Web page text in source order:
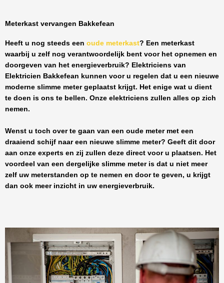
Meterkast vervangen Bakkefean
Heeft u nog steeds een oude meterkast? Een meterkast
waarbij u zelf nog verantwoordelijk bent voor het opnemen en
doorgeven van het energieverbruik? Elektriciens van
Elektricien Bakkefean kunnen voor u regelen dat u een nieuwe
moderne slimme meter geplaatst krijgt. Het enige wat u dient
te doen is ons te bellen. Onze elektriciens zullen alles op zich
nemen.
Wenst u toch over te gaan van een oude meter met een
draaiend schijf naar een nieuwe slimme meter? Geeft dit door
aan onze experts en zij zullen deze direct voor u plaatsen. Het
voordeel van een dergelijke slimme meter is dat u niet meer
zelf uw meterstanden op te nemen en door te geven, u krijgt
dan ook meer inzicht in uw energieverbruik.